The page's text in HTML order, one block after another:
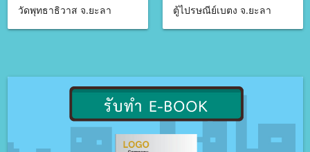
วัดพุทธาธิวาส จ.ยะลา
ตู้ไปรษณีย์เบตง จ.ยะลา